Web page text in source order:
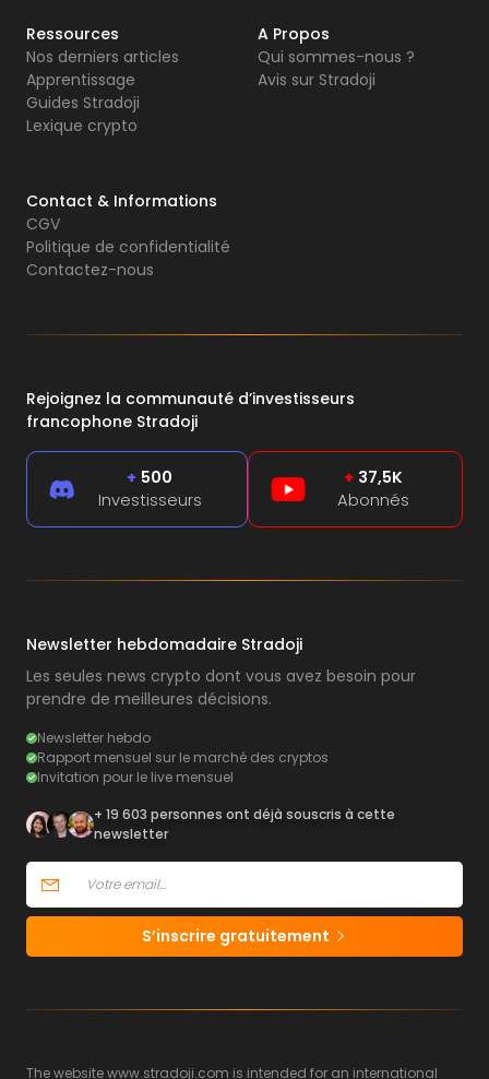
Ressources
Nos derniers articles
Apprentissage
Guides Stradoji
Lexique crypto
A Propos
Qui sommes-nous ?
Avis sur Stradoji
Contact & Informations
CGV
Politique de confidentialité
Contactez-nous
Rejoignez la communauté d’investisseurs
francophone Stradoji
+ 500
Investisseurs
+ 37,5K
Abonnés
Newsletter hebdomadaire Stradoji
Les seules news crypto dont vous avez besoin pour
prendre de meilleures décisions.
Newsletter hebdo
Rapport mensuel sur le marché des cryptos
Invitation pour le live mensuel
+ 19 603 personnes ont déjà souscris à cette
newsletter
S’inscrire gratuitement
The website www.stradoji.com is intended for an international